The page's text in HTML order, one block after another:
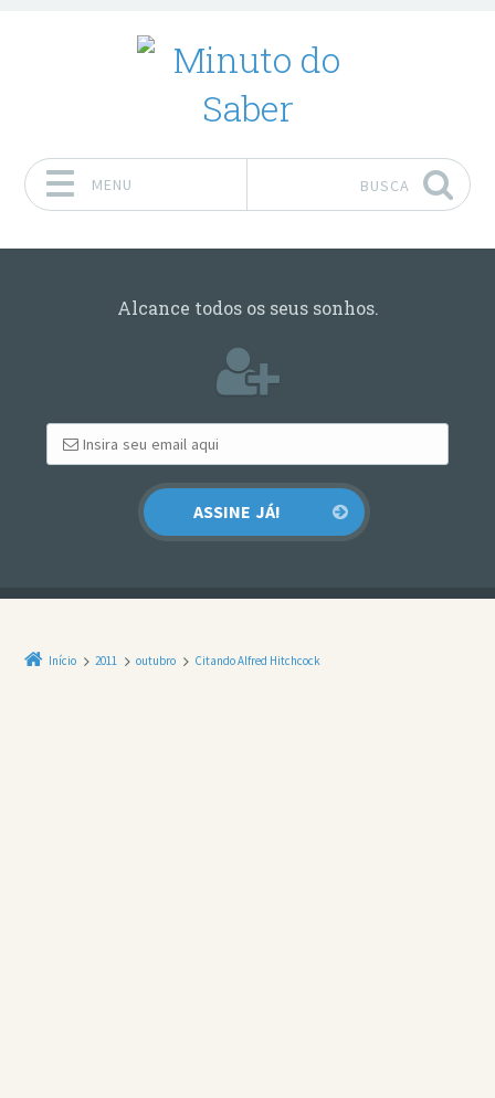
MENU BUSCA
Alcance todos os seus sonhos.
Início 2011 outubro Citando Alfred Hitchcock